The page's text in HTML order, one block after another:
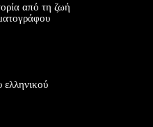
από τη ζωή